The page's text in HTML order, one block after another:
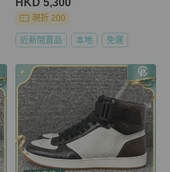
現折 200
近新閒置品 本地 免運